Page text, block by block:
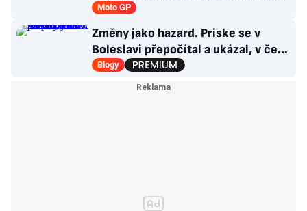
pro Česko po 16 letech
Moto GP
Změny jako hazard. Priske se v
Boleslavi přepočítal a ukázal, v čem
je Slavia dál
Blogy